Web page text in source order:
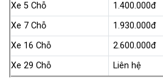
Xe 5 Chỗ
1.400.000đ
Xe 7 Chỗ
1.930.000đ
Xe 16 Chỗ
2.600.000đ
Xe 29 Chỗ
Liên hệ